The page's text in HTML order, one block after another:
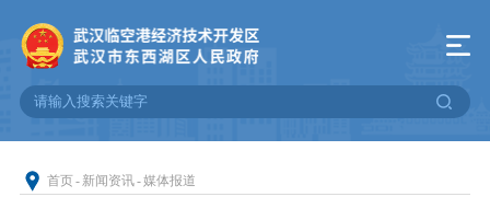
首页- 新闻资讯-媒体报道